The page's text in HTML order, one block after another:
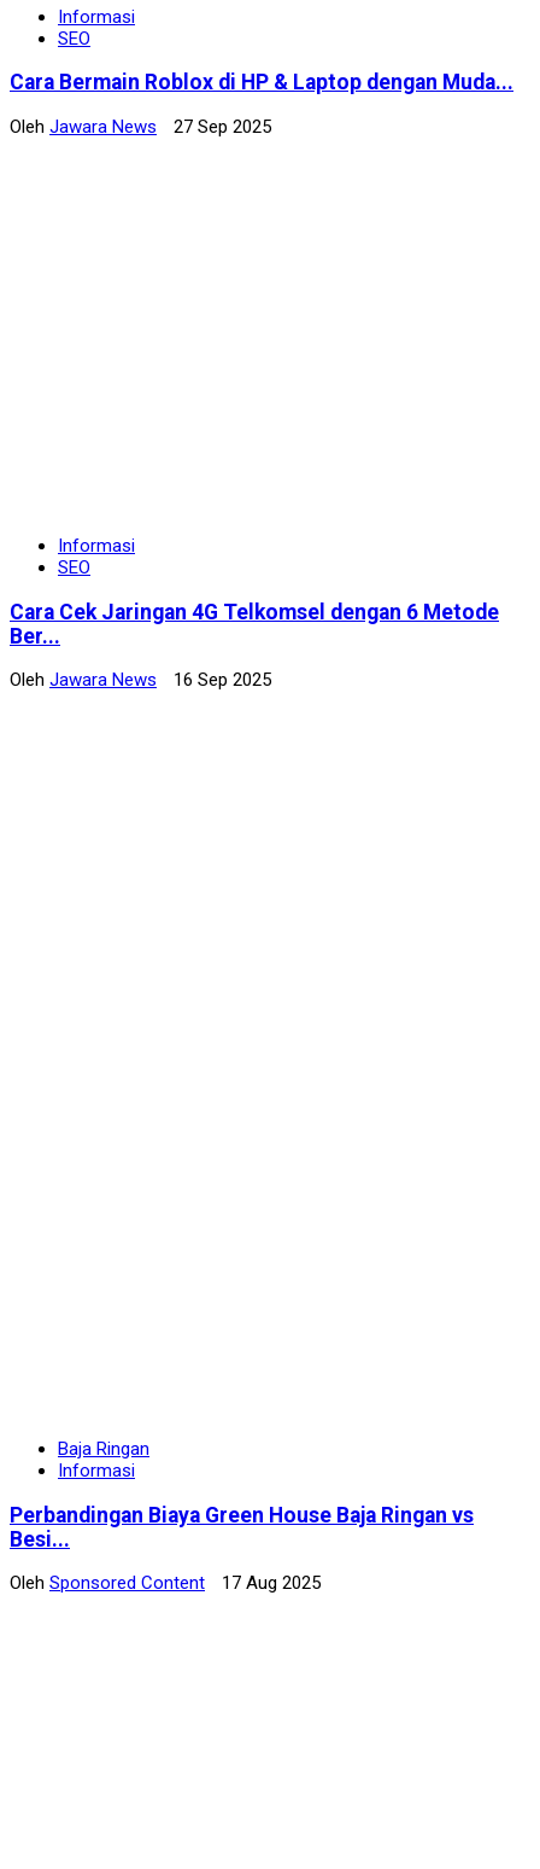
Informasi
SEO
Cara Bermain Roblox di HP & Laptop dengan Muda...
Oleh Jawara News 27 Sep 2025
Informasi
SEO
Cara Cek Jaringan 4G Telkomsel dengan 6 Metode
Ber...
Oleh Jawara News 16 Sep 2025
Baja Ringan
Informasi
Perbandingan Biaya Green House Baja Ringan vs
Besi...
Oleh Sponsored Content 17 Aug 2025